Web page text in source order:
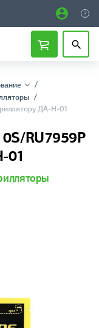
ДА-Н-01
RU7959P
01